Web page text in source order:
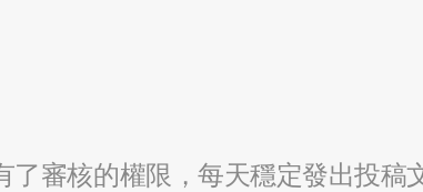
審核的權限，每天穩定發出投稿